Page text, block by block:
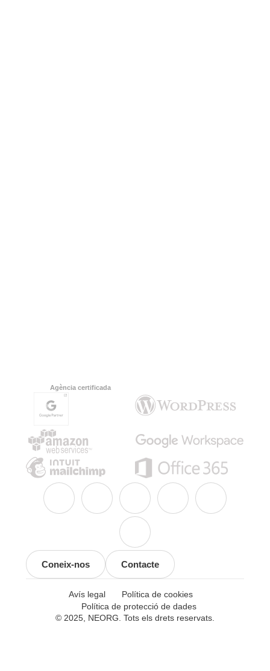
Agència certificada
Coneix-nos Contacte
© 2025, NEORG. Tots els drets reservats.
Avís legal
Política de cookies
Política de protecció de dades